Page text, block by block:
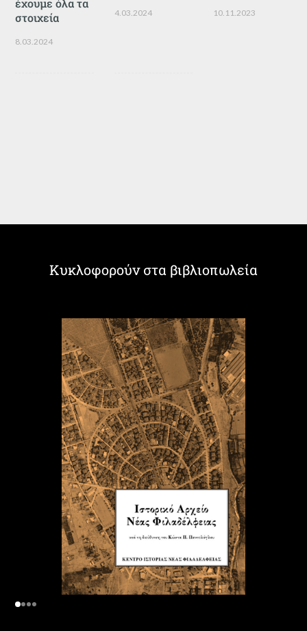
έχουμε όλα τα
στοιχεία
8.03.2024
4.03.2024 10.11.2023
Κυκλοφορούν στα βιβλιοπωλεία